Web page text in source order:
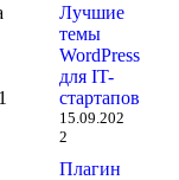
Лучшие
темы
WordPress
для IT-
стартапов
15.09.202
2
Плагин